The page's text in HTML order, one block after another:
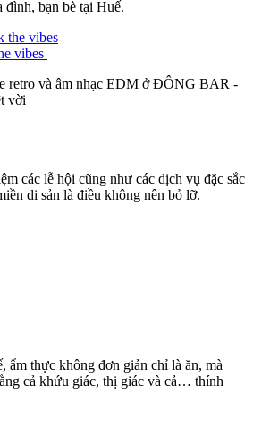
đình, bạn bè tại Huế.
vibes
retro và âm nhạc EDM ở ĐÔNG BAR -
vời
các lễ hội cũng như các dịch vụ đặc sắc
di sản là điều không nên bỏ lỡ.
thực không đơn giản chỉ là ăn, mà
cả khứu giác, thị giác và cả… thính